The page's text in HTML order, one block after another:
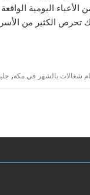
اليومية
تحرص الكثير من
شغالات بالشهر في مكة,